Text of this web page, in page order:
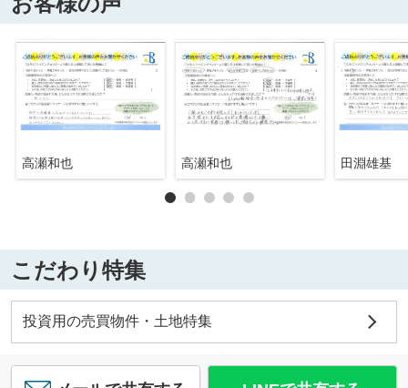
高瀬和也 高瀬和也 田淵雄基
こだわり特集
投資用の売買物件・土地特集